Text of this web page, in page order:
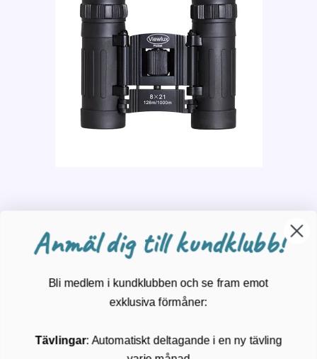
Viewlux Pocket Minikikare
Viewlux
299 kr.
Anmäl dig till kundklubb!
Bli medlem i kundklubben och se fram emot
exklusiva förmåner:
Tävlingar: Automatiskt deltagande i en ny tävling